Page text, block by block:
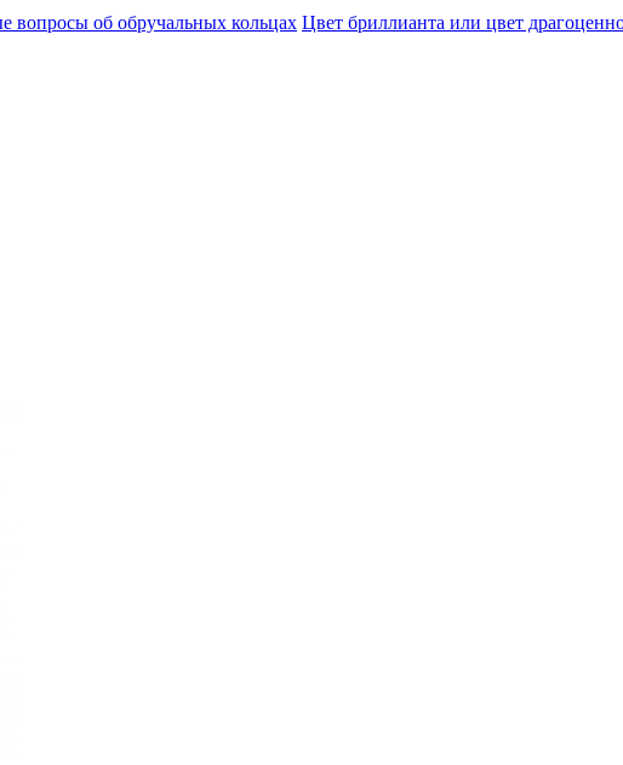
вопросы об обручальных кольцах Цвет бриллианта или цвет